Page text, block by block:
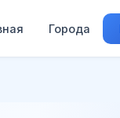
Города